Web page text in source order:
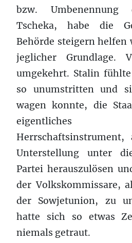
bzw. Umbenennung
Tscheka, habe die
Behörde steigern helfen
jeglicher Grundlage.
umgekehrt. Stalin
so unumstritten und
wagen konnte, die
eigentliches
Unterstellung unter
Partei herauszulösen
der Volkskommissare,
der Sowjetunion, zu
hatte sich so etwas
niemals getraut.